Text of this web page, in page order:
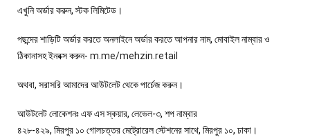
এখুনি অর্ডার করুন, স্টক লিমিটেড।
পছন্দের শাড়িটি অর্ডার করতে অনলাইনে অর্ডার করতে আপনার নাম, মোবাইল নাম্বার ও
ঠিকানাসহ ইনবক্স করুন- m.me/mehzin.retail
অথবা, সরাসরি আমাদের আউটলেট থেকে পার্চেজ করুন।
আউটলেট লোকেশনঃ এফ এস স্কয়ার, লেভেল-৩, শপ নাম্বার
৪২৮-৪২৯, মিরপুর ১০ গোলচত্তর মেট্রোরেল স্টেশনের সাথে, মিরপুর ১০, ঢাকা।